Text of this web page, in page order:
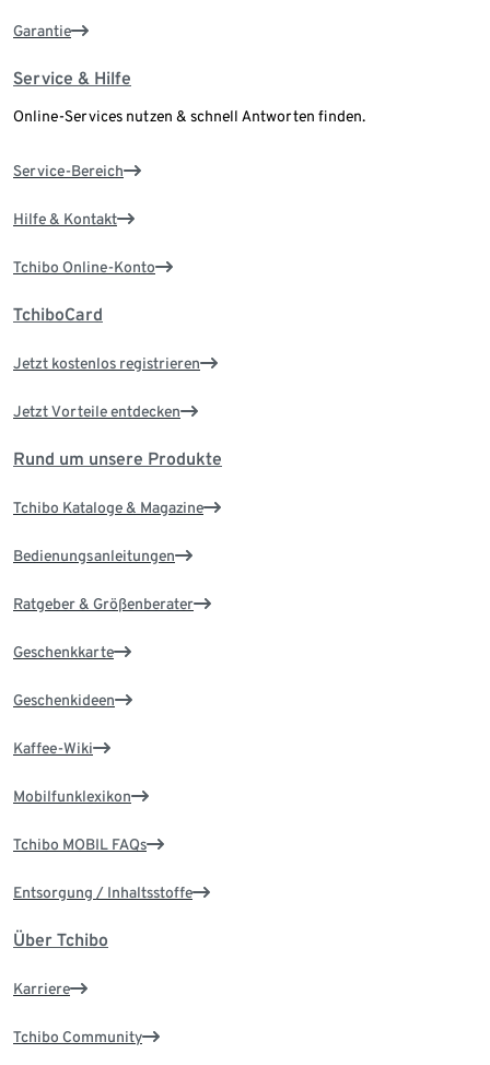
Garantie
Service & Hilfe
Online-Services nutzen & schnell Antworten finden.
Service-Bereich
Hilfe & Kontakt
Tchibo Online-Konto
TchiboCard
Jetzt kostenlos registrieren
Jetzt Vorteile entdecken
Rund um unsere Produkte
Tchibo Kataloge & Magazine
Bedienungsanleitungen
Ratgeber & Größenberater
Geschenkkarte
Geschenkideen
Kaffee-Wiki
Mobilfunklexikon
Tchibo MOBIL FAQs
Entsorgung / Inhaltsstoffe
Über Tchibo
Karriere
Tchibo Community